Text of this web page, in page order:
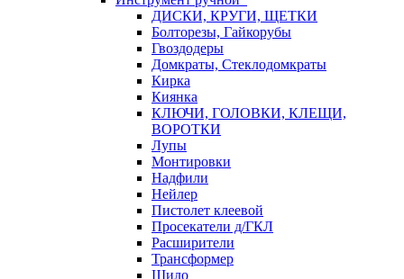
ДИСКИ, КРУГИ, ЩЕТКИ
Болторезы, Гайкорубы
Гвоздодеры
Домкраты, Стеклодомкраты
Кирка
Киянка
КЛЮЧИ, ГОЛОВКИ, КЛЕЩИ,
ВОРОТКИ
Лупы
Монтировки
Надфили
Нейлер
Пистолет клеевой
Просекатели д/ГКЛ
Расширители
Трансформер
Шило